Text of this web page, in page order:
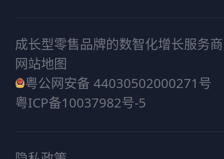
成长型零售品牌的数智化增长服务商
网站地图
粤公网安备 44030502000271号
粤ICP备10037982号-5